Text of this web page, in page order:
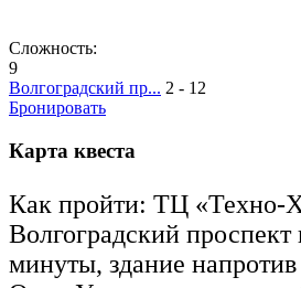
Сложность:
9
Волгоградский пр... 2 - 12
Бронировать
Карта квеста
Как пройти: ТЦ «Техно-
Волгоградский
минуты, здание